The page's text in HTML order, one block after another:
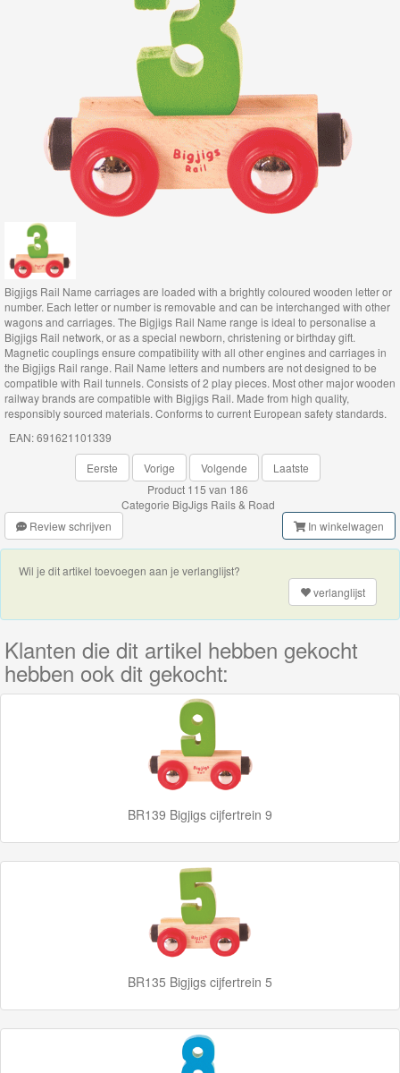
Treinen
en
wagons
Lettertrein
-
cijfertrein
Safari
collectie
Dionsaur
collectie
Fairy
collectie
collectie
Fire
Rescue
collectie
farm
collectie
Bigjigs Rail Name carriages are loaded with a brightly coloured wooden letter or
number. Each letter or number is removable and can be interchanged with other
wagons and carriages. The Bigjigs Rail Name range is ideal to personalise a
Bigjigs Rail network, or as a special newborn, christening or birthday gift.
Magnetic couplings ensure compatibility with all other engines and carriages in
the Bigjigs Rail range. Rail Name letters and numbers are not designed to be
compatible with Rail tunnels. Consists of 2 play pieces. Most other major wooden
railway brands are compatible with Bigjigs Rail. Made from high quality,
responsibly sourced materials. Conforms to current European safety standards.
EAN: 691621101339
Eerste
Vorige Volgende
Laatste
Product 115 van 186
Categorie BigJigs Rails & Road
Review schrijven
In winkelwagen
Wil je dit artikel toevoegen aan je verlanglijst?
verlanglijst
Klanten die dit artikel hebben gekocht
hebben ook dit gekocht:
BR139 Bigjigs cijfertrein 9
BR135 Bigjigs cijfertrein 5